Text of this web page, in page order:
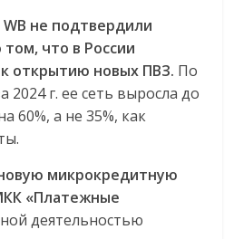
не подтвердили
что в России
открытию новых ПВЗ. По
2024 г. ее сеть выросла до
60%, а не 35%, как
микрокредитную
«Платежные
деятельностью